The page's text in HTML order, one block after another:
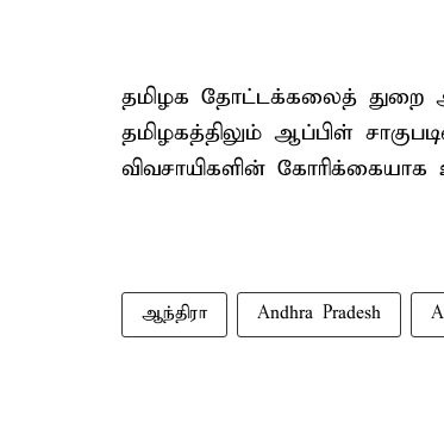
தமிழக தோட்டக்கலைத் துறை
தமிழகத்திலும் ஆப்பிள்
விவசாயிகளின்
ஆந்திரா Andhra Pradesh